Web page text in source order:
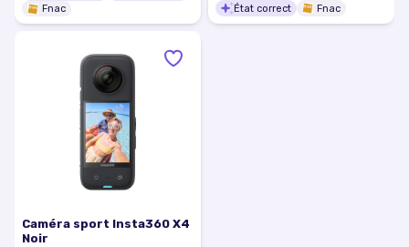
Fnac
État correct
Fnac
Caméra sport Insta360 X4
Noir